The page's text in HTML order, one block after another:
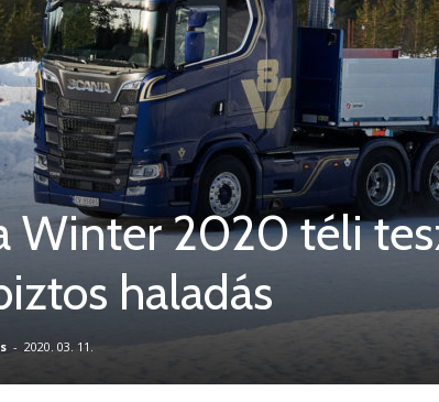
Winter 2020 téli
haladás
- 2020. 03. 11.